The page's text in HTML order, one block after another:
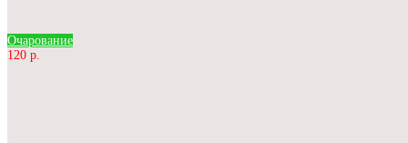
Очарование
120 р.